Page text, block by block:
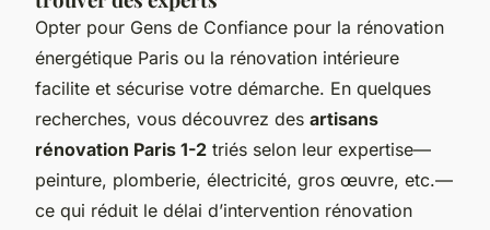
Opter pour Gens de Confiance pour la rénovation
énergétique Paris ou la rénovation intérieure
facilite et sécurise votre démarche. En quelques
recherches, vous découvrez des artisans
rénovation Paris 1-2 triés selon leur expertise—
peinture, plomberie, électricité, gros œuvre, etc.—
ce qui réduit le délai d’intervention rénovation